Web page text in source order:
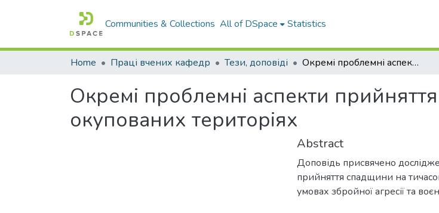
Communities & Collections All of DSpace Statistics
Home Праці вчених кафедр Тези, доповіді Окремі проблемні аспекти прийняття спадщини на тимчасово окупованих територіях
Окремі проблемні аспекти
окупованих територіях
Abstract
Доповідь присвячено
прийняття спадщини на
умовах збройної агресії та